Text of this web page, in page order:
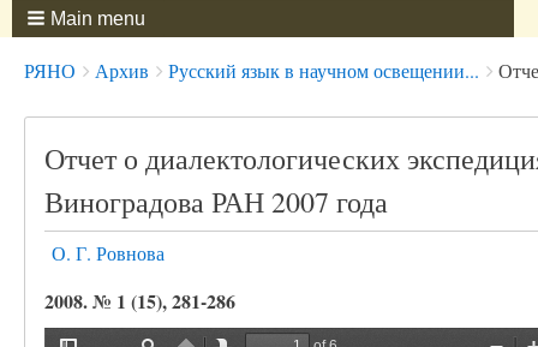
Main menu
Breadcrumbs
You
РЯНО Архив Русский язык в научном освещении...
Отчет о диалектологических
Виноградова РАН 2007 года
О. Г. Ровнова
2008. № 1 (15), 281-286